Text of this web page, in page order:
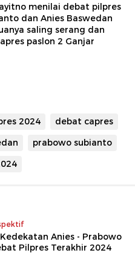
menilai debat pilpres
dan Anies Baswedan
saling serang dan
paslon 2 Ganjar
2024
debat capres
prabowo subianto
Anies - Prabowo
Pilpres Terakhir 2024